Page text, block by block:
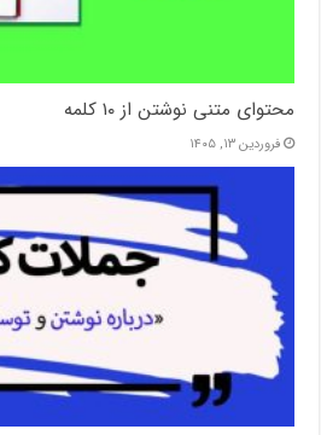
محتوای متنی نوشتن از ۱۰ کلمه
فروردین ۱۳, ۱۴۰۵